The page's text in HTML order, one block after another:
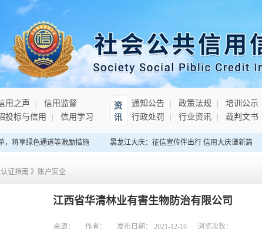
用之声
信用监督
投标与信用 信用学习
资
讯
通知公告 政策法规
培训公示
行政处罚
行业资讯 裁判文书
将享绿色通道等激励措施 黑龙江大庆：征信宣传伴出行 信用大庆谱新篇
证指南 》 账户安全
江西省华清林业有害生物防治有限公司
来源： 作者： 发布日期： 2021-12-16 浏览次数：